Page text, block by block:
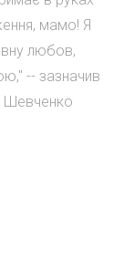
мамо! Я
любов,
-- зазначив
Шевченко